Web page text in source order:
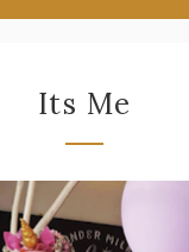
Its Me